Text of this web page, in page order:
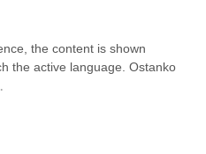
the content is shown
the active language. Ostanko